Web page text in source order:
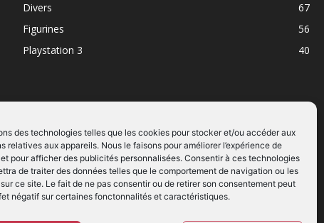
des technologies telles que les cookies pour stocker et/ou accéder aux
relatives aux appareils. Nous le faisons pour améliorer l’expérience de
pour afficher des publicités personnalisées. Consentir à ces technologies
de traiter des données telles que le comportement de navigation ou les
ce site. Le fait de ne pas consentir ou de retirer son consentement peut
négatif sur certaines fonctonnalités et caractéristiques.
Divers
67
Figurines
56
Playstation 3
40
SUIVEZ NOUS